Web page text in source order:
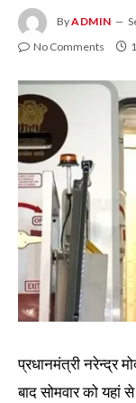
ByADMIN
No Comments
प्रधानमंत्री नरेन्द्र
बाद सोमवार को यहां